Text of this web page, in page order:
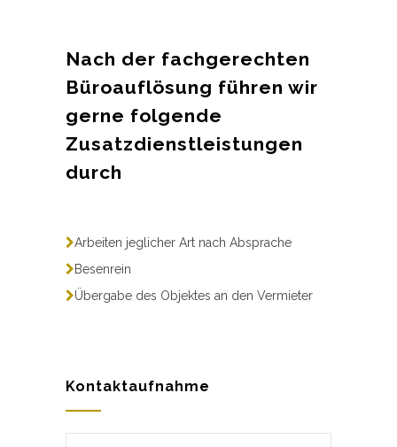
Nach der fachgerechten
Büroauflösung führen wir
gerne folgende
Zusatzdienstleistungen
durch
Arbeiten jeglicher Art nach Absprache
Besenrein
Übergabe des Objektes an den Vermieter
Kontaktaufnahme